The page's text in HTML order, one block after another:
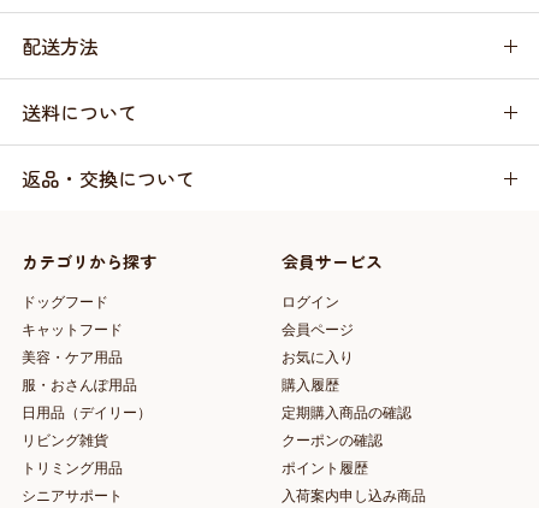
配送方法
送料について
返品・交換について
カテゴリから探す
ドッグフード
キャットフード
美容・ケア用品
服・おさんぽ用品
日用品（デイリー）
リビング雑貨
トリミング用品
シニアサポート
会員サービス
ログイン
会員ページ
お気に入り
購入履歴
定期購入商品の確認
クーポンの確認
ポイント履歴
入荷案内申し込み商品